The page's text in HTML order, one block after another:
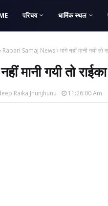
परिचय धार्मिक स्थल
Rabari Samaj News मांगे नहीं मानी गयी
मानी गयी तो
Raika Jhunjhunu 11:26:00 Am